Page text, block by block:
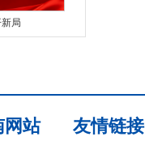
新局
网站 友情链接